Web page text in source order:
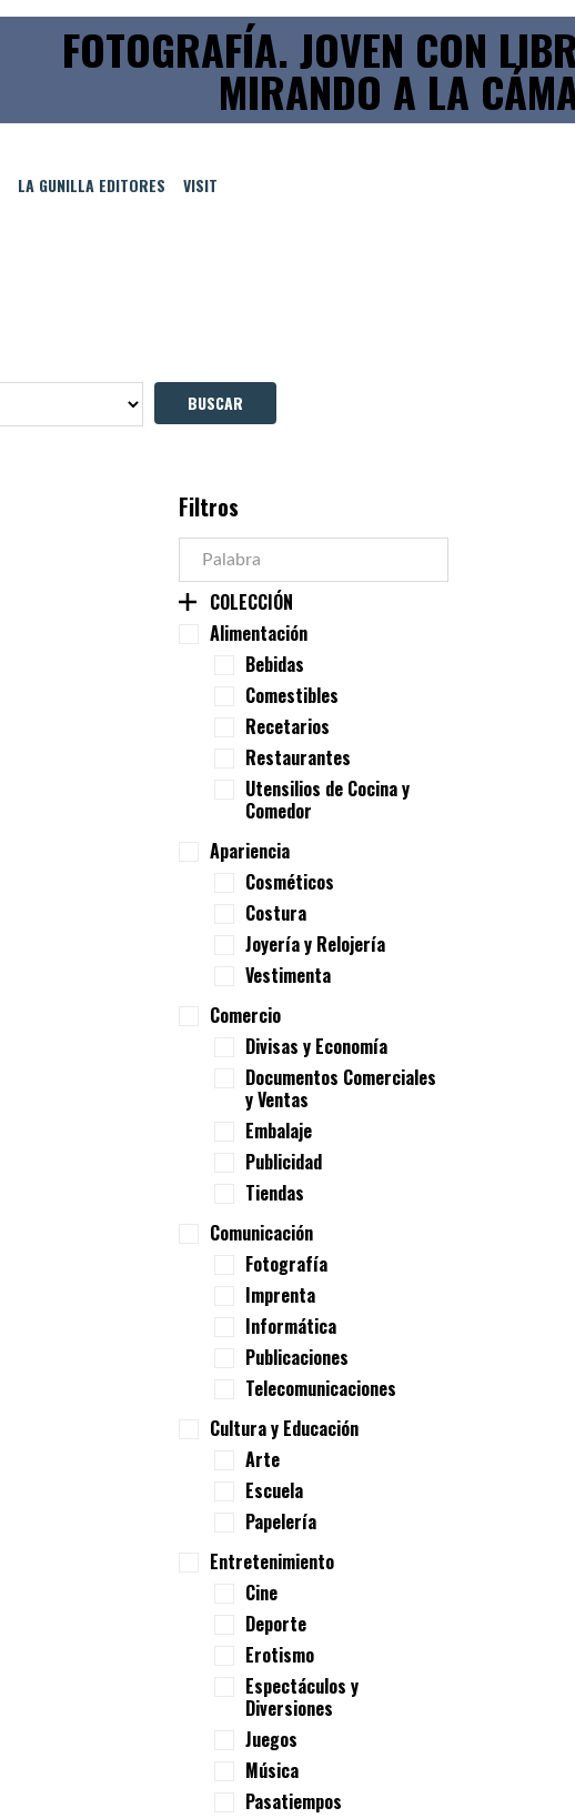
FOTOGRAFÍA. JOVEN CON
MIRANDO A LA
LA GUNILLA EDITORES VISIT
Filtros
COLECCIÓN
Alimentación
Bebidas
Comestibles
Recetarios
Restaurantes
Utensilios de Cocina y
Comedor
Apariencia
Cosméticos
Costura
Joyería y Relojería
Vestimenta
Comercio
Divisas y Economía
Documentos Comerciales
y Ventas
Embalaje
Publicidad
Tiendas
Comunicación
Fotografía
Imprenta
Informática
Publicaciones
Telecomunicaciones
Cultura y Educación
Arte
Escuela
Papelería
Entretenimiento
Cine
Deporte
Erotismo
Espectáculos y
Diversiones
Juegos
Música
Pasatiempos